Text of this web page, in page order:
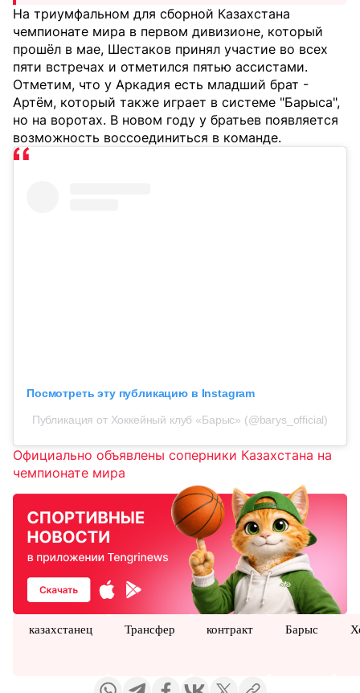
На триумфальном для сборной Казахстана
чемпионате мира в первом дивизионе, который
прошёл в мае, Шестаков принял участие во всех
пяти встречах и отметился пятью ассистами.
Отметим, что у Аркадия есть младший брат -
Артём, который также играет в системе "Барыса",
но на воротах. В новом году у братьев появляется
возможность воссоединиться в команде.
Посмотреть эту публикацию в Instagram
Публикация от Хоккейный клуб «Барыс» (@barys_official)
Официально объявлены соперники Казахстана на
чемпионате мира
казахстанец Трансфер контракт Барыс